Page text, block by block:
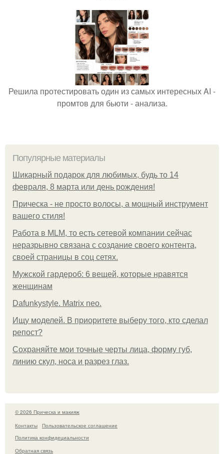
Решила протестировать один из самых интересных AI -
промтов для бьюти - анализа.
Популярные материалы
Шикарный подарок для любимых, будь то 14
февраля, 8 марта или день рождения!
Прическа - не просто волосы, а мощный инструмент
вашего стиля!
Работа в MLM, то есть сетевой компании сейчас
неразрывно связана с создание своего контента,
своей страницы в соц сетях.
Мужской гардероб: 6 вещей, которые нравятся
женщинам
Dafunkystyle. Matrix neo.
Ищу моделей. В приоритете выберу того, кто сделал
репост?
Сохраняйте мои точные черты лица, форму губ,
линию скул, носа и разрез глаз.
© 2026 Прическа и макияж
Контакты
Пользовательское соглашение
Политика конфидециальности
Обратная связь